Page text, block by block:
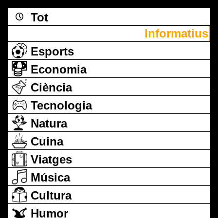
Tot
Informatius
Esports
Economia
Ciència
Tecnologia
Natura
Cuina
Viatges
Música
Cultura
Humor